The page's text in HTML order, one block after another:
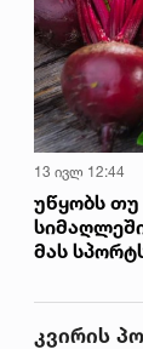
13 ივლ 12:44
უწყობს
მას
კვირის